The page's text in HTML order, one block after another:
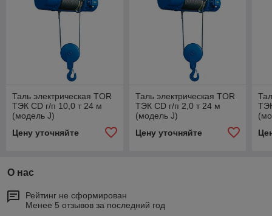
Таль электрическая TOR
ТЭК CD г/п 10,0 т 24 м
(модель J)
Цену уточняйте
Таль электрическая TOR
ТЭК CD г/п 2,0 т 24 м
(модель J)
Цену уточняйте
О нас
Рейтинг не сформирован
Менее 5 отзывов за последний год